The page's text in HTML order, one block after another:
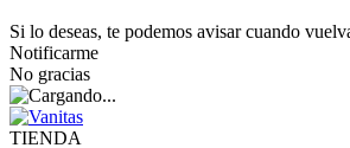
Si lo deseas, te podemos avisar cuando
Notificarme
No gracias
TIENDA